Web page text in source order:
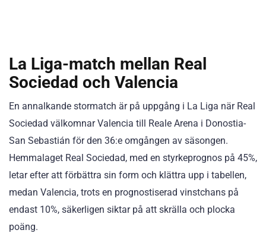
La Liga-match mellan Real
Sociedad och Valencia
En annalkande stormatch är på uppgång i La Liga när Real
Sociedad välkomnar Valencia till Reale Arena i Donostia-
San Sebastián för den 36:e omgången av säsongen.
Hemmalaget Real Sociedad, med en styrkeprognos på 45%,
letar efter att förbättra sin form och klättra upp i tabellen,
medan Valencia, trots en prognostiserad vinstchans på
endast 10%, säkerligen siktar på att skrälla och plocka
poäng.